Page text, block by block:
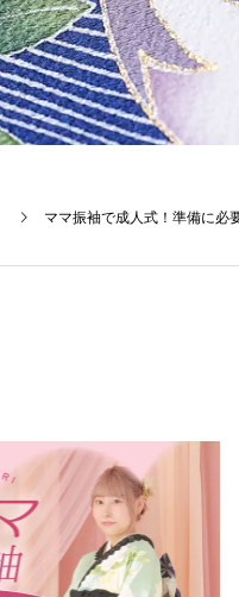
ママ振袖で成人式！準備に必